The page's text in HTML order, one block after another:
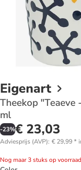
Eigenart
Theekop
ml
-23%€ 23,03
Adviesprijs (AVP): € 29,99*
Nog maar 3 stuks op voorraad